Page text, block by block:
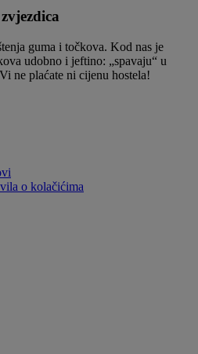
guma i točkova. Kod nas je
udobno i jeftino: „spavaju“ u
ne plaćate ni cijenu hostela!
o kolačićima